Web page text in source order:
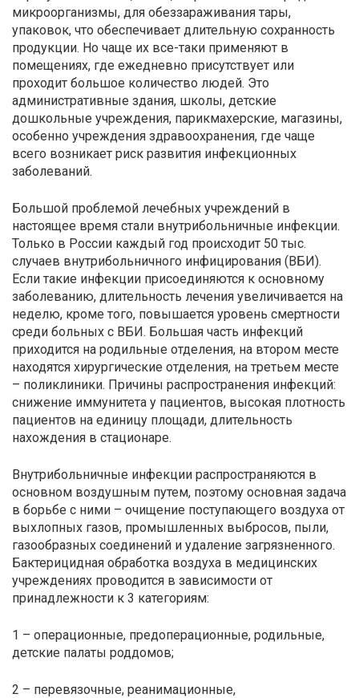
микроорганизмы, для обеззараживания тары,
упаковок, что обеспечивает длительную сохранность
продукции. Но чаще их все-таки применяют в
помещениях, где ежедневно присутствует или
проходит большое количество людей. Это
административные здания, школы, детские
дошкольные учреждения, парикмахерские, магазины,
особенно учреждения здравоохранения, где чаще
всего возникает риск развития инфекционных
заболеваний.
Большой проблемой лечебных учреждений в
настоящее время стали внутрибольничные инфекции.
Только в России каждый год происходит 50 тыс.
случаев внутрибольничного инфицирования (ВБИ).
Если такие инфекции присоединяются к основному
заболеванию, длительность лечения увеличивается на
неделю, кроме того, повышается уровень смертности
среди больных с ВБИ. Большая часть инфекций
приходится на родильные отделения, на втором месте
находятся хирургические отделения, на третьем месте
– поликлиники. Причины распространения инфекций:
снижение иммунитета у пациентов, высокая плотность
пациентов на единицу площади, длительность
нахождения в стационаре.
Внутрибольничные инфекции распространяются в
основном воздушным путем, поэтому основная задача
в борьбе с ними – очищение поступающего воздуха от
выхлопных газов, промышленных выбросов, пыли,
газообразных соединений и удаление загрязненного.
Бактерицидная обработка воздуха в медицинских
учреждениях проводится в зависимости от
принадлежности к 3 категориям:
1 – операционные, предоперационные, родильные,
детские палаты роддомов;
2 – перевязочные, реанимационные,